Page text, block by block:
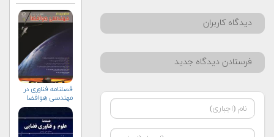
دیدگاه کاربران
فرستادن دیدگاه جدید
فصلنامه فناوری در
مهندسی هوافضا